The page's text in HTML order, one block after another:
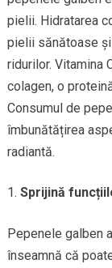
pielii. Hidratarea
pielii sănătoase
ridurilor. Vitamina
colagen, o
Consumul de
îmbunătățirea
radiantă.
Sprijină
Pepenele galben
înseamnă că